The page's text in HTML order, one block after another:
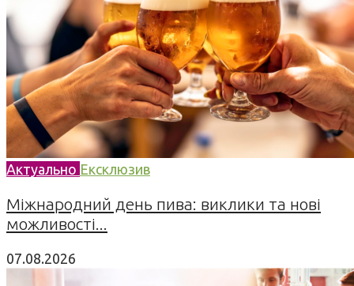
Актуально Ексклюзив
Міжнародний день пива: виклики та нові
можливості...
07.08.2026